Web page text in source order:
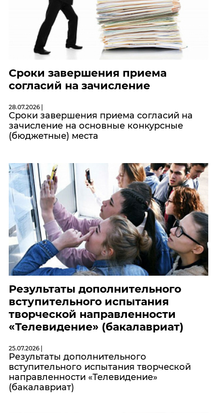
Сроки завершения приема
согласий на зачисление
28.07.2026 |
Сроки завершения приема согласий на
зачисление на основные конкурсные
(бюджетные) места
Результаты дополнительного
вступительного испытания
творческой направленности
«Телевидение» (бакалавриат)
25.07.2026 |
Результаты дополнительного
вступительного испытания творческой
направленности «Телевидение»
(бакалавриат)